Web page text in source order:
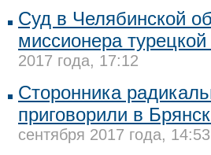
Суд в Челябинской
миссионера
2017 года, 17:12
Cторонника
приговорили в
сентября 2017 года, 14:53